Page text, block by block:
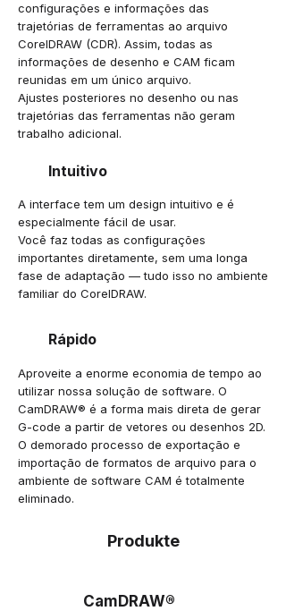
configurações e informações das
trajetórias de ferramentas ao arquivo
CorelDRAW (CDR). Assim, todas as
informações de desenho e CAM ficam
reunidas em um único arquivo.
Ajustes posteriores no desenho ou nas
trajetórias das ferramentas não geram
trabalho adicional.
Intuitivo
A interface tem um design intuitivo e é
especialmente fácil de usar.
Você faz todas as configurações
importantes diretamente, sem uma longa
fase de adaptação — tudo isso no ambiente
familiar do CorelDRAW.
Rápido
Aproveite a enorme economia de tempo ao
utilizar nossa solução de software. O
CamDRAW® é a forma mais direta de gerar
G-code a partir de vetores ou desenhos 2D.
O demorado processo de exportação e
importação de formatos de arquivo para o
ambiente de software CAM é totalmente
eliminado.
Produkte
CamDRAW®